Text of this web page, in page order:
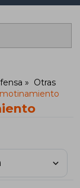
Otras